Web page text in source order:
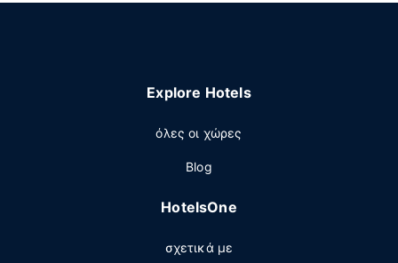
Explore Hotels
όλες οι χώρες
Blog
HotelsOne
σχετικά με